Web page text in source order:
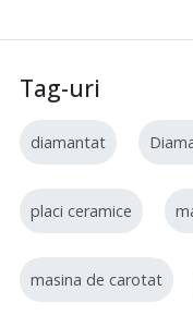
Tag-uri
diamantat
placi ceramice
masina de carotat